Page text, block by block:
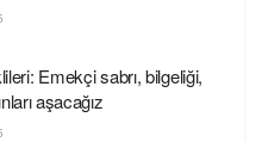
Emekçi sabrı, bilgeliği,
aşacağız